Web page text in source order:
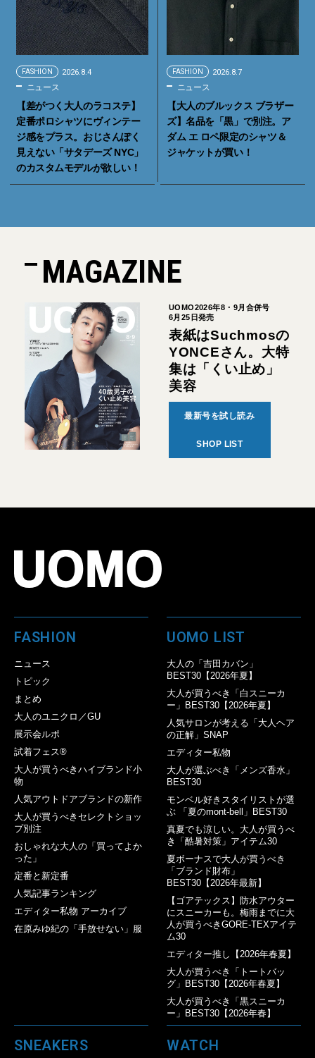
FASHION 2026.8.4
ニュース
【差がつく大人のラコステ】
定番ポロシャツにヴィンテー
ジ感をプラス。おじさんぽく
見えない「サタデーズ NYC」
のカスタムモデルが欲しい！
FASHION 2026.8.7
ニュース
【大人のブルックス ブラザー
ズ】名品を「黒」で別注。ア
ダム エ ロペ限定のシャツ＆
ジャケットが買い！
MAGAZINE
UOMO2026年8・9月合併号
6月25日発売
表紙はSuchmosの
YONCEさん。大特
集は「くい止め」
美容
最新号を試し読み
SHOP LIST
FASHION
ニュース
トピック
まとめ
大人のユニクロ／GU
展示会ルポ
試着フェス®︎
大人が買うべきハイブランド小
物
人気アウトドアブランドの新作
大人が買うべきセレクトショッ
プ別注
おしゃれな大人の「買ってよか
った」
定番と新定番
人気記事ランキング
エディター私物 アーカイブ
在原みゆ紀の「手放せない」服
UOMO LIST
大人の「吉田カバン」
BEST30【2026年夏】
大人が買うべき「白スニーカ
ー」BEST30【2026年夏】
人気サロンが考える「大人ヘア
の正解」SNAP
エディター私物
大人が選ぶべき「メンズ香水」
BEST30
モンベル好きスタイリストが選
ぶ 「夏のmont-bell」BEST30
真夏でも涼しい。大人が買うべ
き「酷暑対策」アイテム30
夏ボーナスで大人が買うべき
「ブランド財布」
BEST30【2026年最新】
【ゴアテックス】防水アウター
にスニーカーも。梅雨までに大
人が買うべきGORE-TEXアイテ
ム30
エディター推し【2026年春夏】
大人が買うべき「トートバッ
グ」BEST30【2026年春夏】
大人が買うべき「黒スニーカ
ー」BEST30【2026年春】
SNEAKERS WATCH